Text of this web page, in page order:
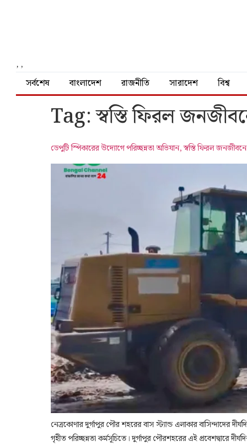
, ,
সর্বশেষ বাংলাদেশ রাজনীতি সারাদেশ বিশ্ব
Tag:স্বস্তি ফিরল
ডেপুটি স্পিকারের উদ্যোগে পরিচ্ছন্নতা অভিযান, স্বস্তি ফিরল জনজীবনে
নেত্রকোণার দুর্গাপুর পৌর শহরের বাস স্ট্যান্ড এলাকার বাসিন্দাদের
গৃহীত পরিচ্ছন্নতা কর্মসূচিতে। দুর্গাপুর পৌরশহরের এই প্রবেশদ্বারে